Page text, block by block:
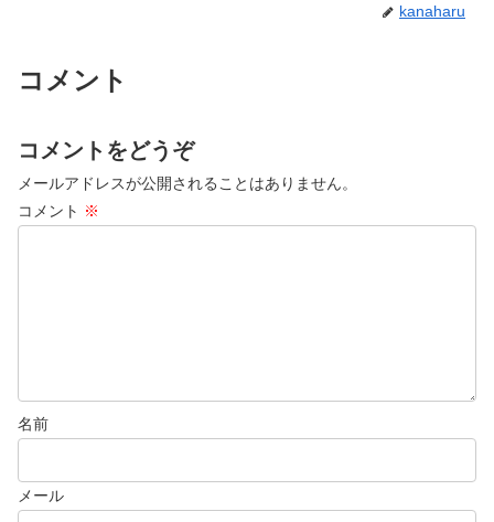
kanaharu
コメント
コメントをどうぞ
メールアドレスが公開されることはありません。
コメント ※
名前
メール